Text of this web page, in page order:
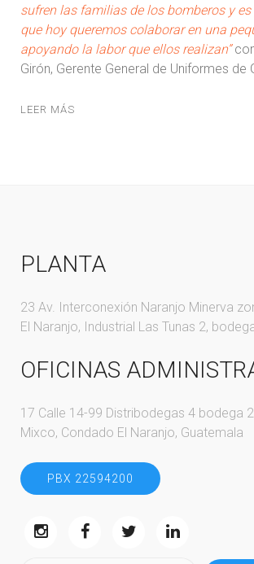
sufren las familias de los bomberos y
que hoy queremos colaborar en una
apoyando la labor que ellos realizan”
Girón, Gerente General de Uniformes de
LEER MÁS
PLANTA
23 Av. Interconexión Naranjo Minerva
El Naranjo, Industrial Las Tunas 2,
OFICINAS
17 Calle 14-99 Distribodegas 4 bodega
Mixco, Condado El Naranjo, Guatemala
PBX 22594200